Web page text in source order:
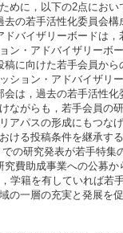
めに，以下の2点にお
の若手活性化委員会構
バイザリーボードは
ン・アドバイザリー
に向けた若手会員か
ション・アドバイザ
は，過去の若手活性
ながらも，若手会員
アパスの形成にもつな
ける投稿条件を継承
の研究発表が若手特
費助成事業への公募
学籍を有していれば
の一層の充実と発展を